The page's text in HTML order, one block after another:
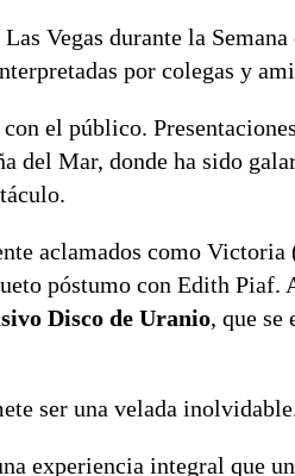
Vegas durante la
por colegas y
el público.
Mar, donde ha sido
aclamados como
póstumo con Edith Piaf.
Disco de Uranio, que se
ser una velada
experiencia integral que